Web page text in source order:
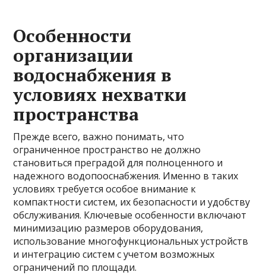
Особенности
организации
водоснабжения в
условиях нехватки
пространства
Прежде всего, важно понимать, что
ограниченное пространство не должно
становиться преградой для полноценного и
надежного водопооснабжения. Именно в таких
условиях требуется особое внимание к
компактности систем, их безопасности и удобству
обслуживания. Ключевые особенности включают
минимизацию размеров оборудования,
использование многофункциональных устройств
и интеграцию систем с учетом возможных
ограничений по площади.